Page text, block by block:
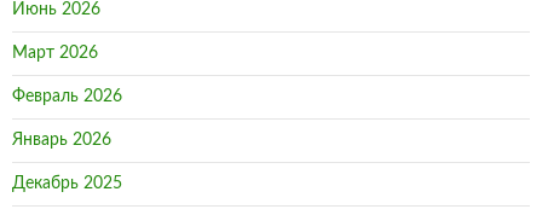
Июнь 2026
Март 2026
Февраль 2026
Январь 2026
Декабрь 2025